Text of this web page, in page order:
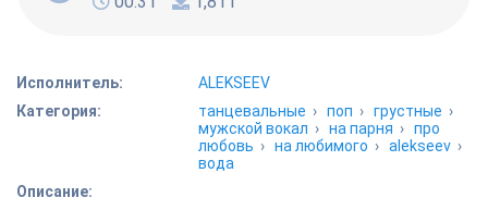
Исполнитель:
ALEKSEEV
Категория:
танцевальные ›поп ›грустные ›
мужской вокал ›на парня ›про
любовь ›на любимого ›alekseev ›
вода
Описание: